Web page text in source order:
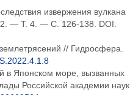
извержения вулкана
— Т. 4. — С. 126-138. DOI:
// Гидросфера.
в Японском море, вызванных
Российской академии наук.